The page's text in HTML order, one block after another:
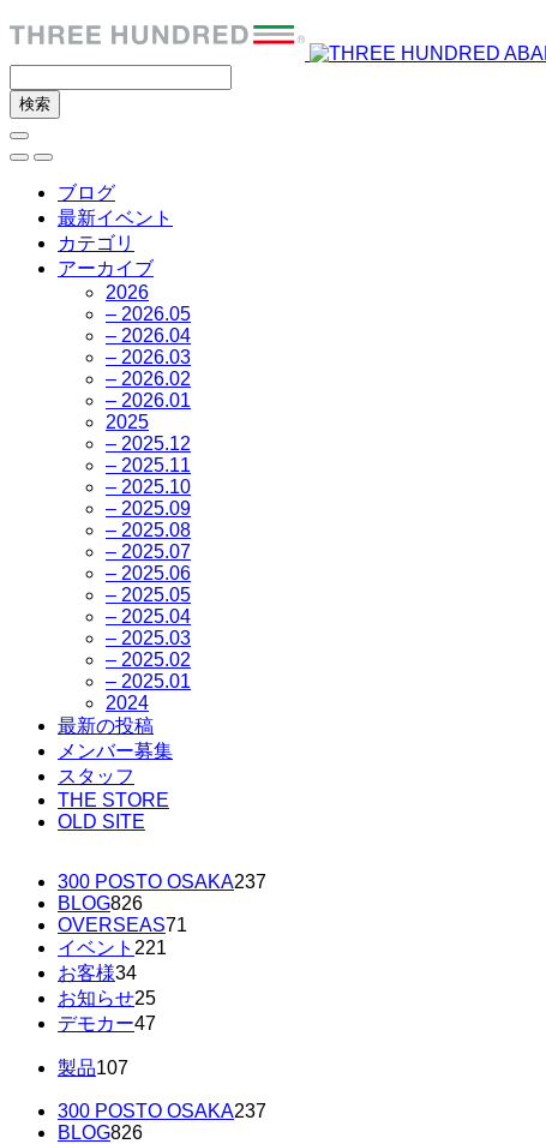
ブログ
最新イベント
カテゴリ
アーカイブ
2026
– 2026.05
– 2026.04
– 2026.03
– 2026.02
– 2026.01
2025
– 2025.12
– 2025.11
– 2025.10
– 2025.09
– 2025.08
– 2025.07
– 2025.06
– 2025.05
– 2025.04
– 2025.03
– 2025.02
– 2025.01
2024
最新の投稿
メンバー募集
スタッフ
THE STORE
OLD SITE
300 POSTO OSAKA237
BLOG826
OVERSEAS71
イベント 221
お客様34
お知らせ25
デモカー47
製品107
300 POSTO OSAKA237
BLOG826